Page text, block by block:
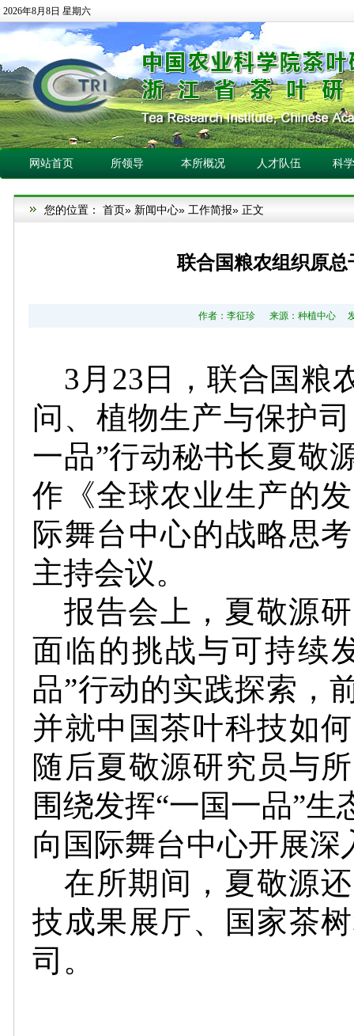
2026年8月8日 星期六
网站首页 所领导 本所概况 人才队伍 科
您的位置： 首页» 新闻中心» 工作简报» 正文
联合国粮农组织原
作者：李征珍 来源：种植中心
3月23日，联合国粮
问、植物生产与保护
一品”行动秘书长夏敬
作《全球农业生产的
际舞台中心的战略思
主持会议。
报告会上，夏敬源
面临的挑战与可持续
品”行动的实践探索，
并就中国茶叶科技如
随后夏敬源研究员与
围绕发挥“一国一品”
向国际舞台中心开展深
在所期间，夏敬源
技成果展厅、国家茶
司。